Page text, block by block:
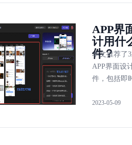
APP界
计用什
件？
本文推荐了
APP界面设
件，包括即
Photoshop和
据需要进行
2023-05-09